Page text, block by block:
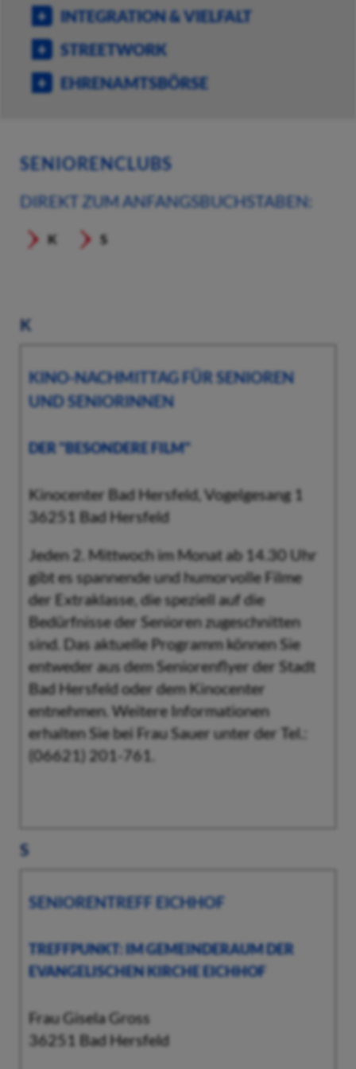
INTEGRATION & VIELFALT
STREETWORK
EHRENAMTSBÖRSE
SENIORENCLUBS
DIREKT ZUM ANFANGSBUCHSTABEN:
K S
K
KINO-NACHMITTAG FÜR SENIOREN
UND SENIORINNEN
DER "BESONDERE FILM"
Kinocenter Bad Hersfeld, Vogelgesang 1
36251 Bad Hersfeld
Jeden 2. Mittwoch im Monat ab 14.30 Uhr
gibt es spannende und humorvolle Filme
der Extraklasse, die speziell auf die
Bedürfnisse der Senioren zugeschnitten
sind. Das aktuelle Programm können Sie
entweder aus dem Seniorenflyer der Stadt
Bad Hersfeld oder dem Kinocenter
entnehmen. Weitere Informationen
erhalten Sie bei Frau Sauer unter der Tel.:
(06621) 201-761.
S
SENIORENTREFF EICHHOF
TREFFPUNKT: IM GEMEINDERAUM DER
EVANGELISCHEN KIRCHE EICHHOF
Frau Gisela Gross
36251 Bad Hersfeld